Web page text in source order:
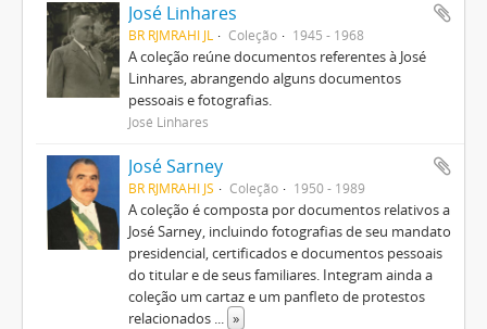
José Linhares
BR RJMRAHI JL Coleção 1945 - 1968
A coleção reúne documentos referentes à José
Linhares, abrangendo alguns documentos
pessoais e fotografias.
José Linhares
José Sarney
BR RJMRAHI JS Coleção 1950 - 1989
A coleção é composta por documentos relativos a
José Sarney, incluindo fotografias de seu mandato
presidencial, certificados e documentos pessoais
do titular e de seus familiares. Integram ainda a
coleção um cartaz e um panfleto de protestos
relacionados ... »